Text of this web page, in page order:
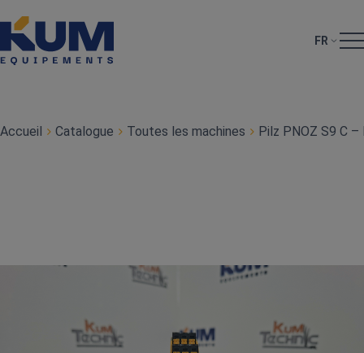
FR
Accueil Catalogue Toutes les machines Pilz PNOZ S9 C